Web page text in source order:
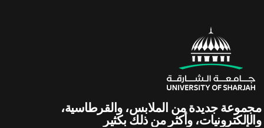
مجموعة جديدة من الملابس، والقرطاسية،
والإلكترونيات، وأكثر من ذلك بكثير